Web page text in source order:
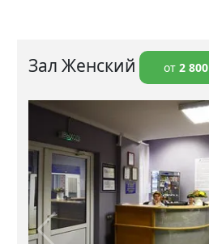
Зал Женский от 2 800